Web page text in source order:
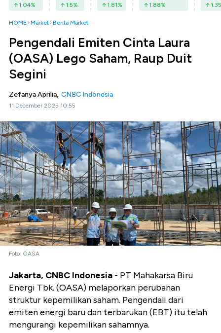
1.04% 1.5% 1.81% 1.88% 1.35
HOME Market Berita Market
Pengendali Emiten Cinta Laura
(OASA) Lego Saham, Raup Duit
Segini
Zefanya Aprilia, CNBC Indonesia
11 December 2025 10:55
Foto: OASA
Jakarta, CNBC Indonesia - PT Mahakarsa Biru
Energi Tbk. (OASA) melaporkan perubahan
struktur kepemilikan saham. Pengendali dari
emiten energi baru dan terbarukan (EBT) itu telah
mengurangi kepemilikan sahamnya.